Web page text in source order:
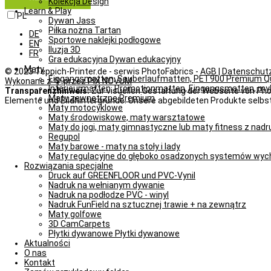
Learn & Play
Dywan Jass
Piłka nożna Tartan
Sportowe naklejki podłogowe
Iluzja 3D
Gra edukacyjna Dywan edukacyjny
Maty
Eingangsmatten, Sauberlaufmatten, PET900 Premium
Interieurmatten, Promotionmatten, Eingangsmatten,
Maty zewnętrzne Premium
Maty motocyklowe
Maty środowiskowe, maty warsztatowe
Maty do jogi, maty gimnastyczne lub maty fitness z
Regupol
Maty barowe - maty na stoły i lady
Maty regulacyjne do głęboko osadzonych systemów
Rozwiązania specjalne
Druck auf GREENFLOOR und PVC-Vynil
Nadruk na wełnianym dywanie
Nadruk na podłodze PVC - winyl
Nadruk FunField na sztucznej trawie + na zewnątrz
Maty golfowe
3D CamCarpets
Płytki dywanowe Płytki dywanowe
Aktualności
O nas
Kontakt
PL
DE
EN
FR
© 2023 Teppich-Printer.de - serwis PhotoFabrics - AGB
Wykonane z 🦚 przez PIX NOVUM
Transparenzhinweis:Zur visuellen Gestaltung der Webseite von
Elemente und Bildhintergründe. Unsere abgebildeten Produkte